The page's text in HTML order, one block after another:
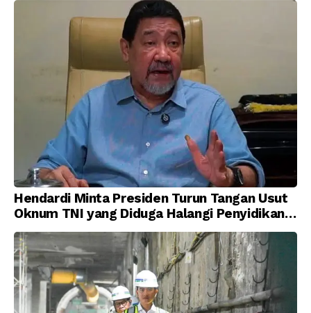
Hendardi Minta Presiden Turun Tangan Usut
Oknum TNI yang Diduga Halangi Penyidikan
Korupsi